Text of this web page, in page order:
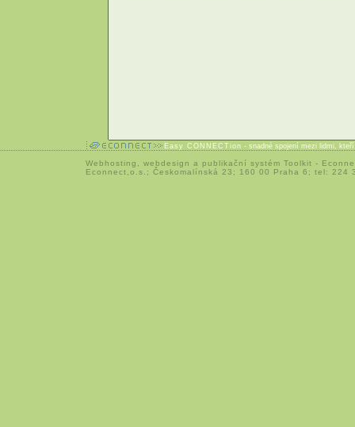
Easy CONNECTion - snadné spojení mezi lidmi,
Webhosting webdesign a publikační systém Toolkit -
Econnect,o.s.; Českomalínská 23; 160 00 Praha 6; tel: 224